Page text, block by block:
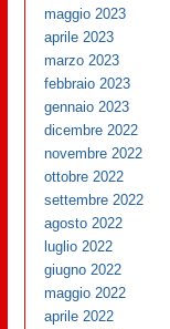
maggio 2023
aprile 2023
marzo 2023
febbraio 2023
gennaio 2023
dicembre 2022
novembre 2022
ottobre 2022
settembre 2022
agosto 2022
luglio 2022
giugno 2022
maggio 2022
aprile 2022